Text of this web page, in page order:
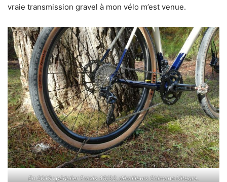
vraie transmission gravel à mon vélo m’est venue.
En 2019 : pédalier Praxis 48/32, dérailleurs Shimano Ultegra.